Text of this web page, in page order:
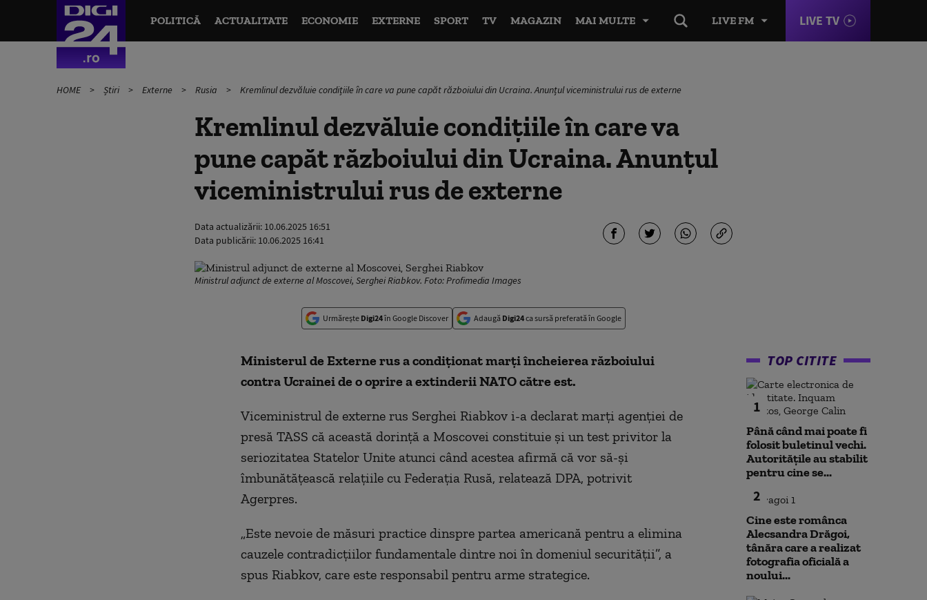
LIVE FM LIVE TV
POLITICĂ ACTUALITATE ECONOMIE EXTERNE SPORT TV MAGAZIN MAI MULTE
HOME Știri Externe Rusia Kremlinul dezvăluie condițiile în care va pune capăt războiului din Ucraina. Anunțul viceministrului rus de externe
Kremlinul dezvăluie condițiile în care va
pune capăt războiului din Ucraina. Anunțul
viceministrului rus de externe
Data actualizării: 10.06.2025 16:51
Data publicării: 10.06.2025 16:41
Ministrul adjunct de externe al Moscovei, Serghei Riabkov. Foto: Profimedia Images
Urmărește Digi24în Google Discover Adaugă Digi24ca sursă preferată în Google
Ministerul de Externe rus a condiţionat marţi încheierea războiului
contra Ucrainei de o oprire a extinderii NATO către est.
Viceministrul de externe rus Serghei Riabkov i-a declarat marţi agenţiei de
presă TASS că această dorinţă a Moscovei constituie şi un test privitor la
seriozitatea Statelor Unite atunci când acestea afirmă că vor să-şi
îmbunătăţească relaţiile cu Federaţia Rusă, relatează DPA, potrivit
Agerpres.
„Este nevoie de măsuri practice dinspre partea americană pentru a elimina
cauzele contradicţiilor fundamentale dintre noi în domeniul securităţii”, a
spus Riabkov, care este responsabil pentru arme strategice.
TOP CITITE
1
Până când mai poate fi
folosit buletinul vechi.
Autoritățile au stabilit
pentru cine se...
2
Cine este românca
Alecsandra Drăgoi,
tânăra care a realizat
fotografia oficială a
noului...